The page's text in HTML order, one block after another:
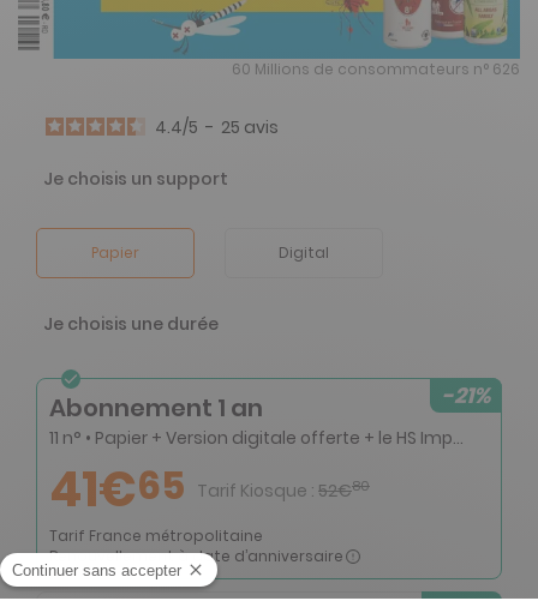
60 Millions de consommateurs n° 626
4.4/5 - 25 avis
Je choisis un support
Papier Digital
Je choisis une durée
-21%
Abonnement 1 an
11 n° • Papier + Version digitale offerte + le HS Impôts numérique + l’accès privilégié au site 60millions-mag.com (Archives et articles réservés) + l’adhésion à la TRIBU 60
41€65 Tarif Kiosque : 52€80
Tarif France métropolitaine
Renouvellement à date d’anniversaire